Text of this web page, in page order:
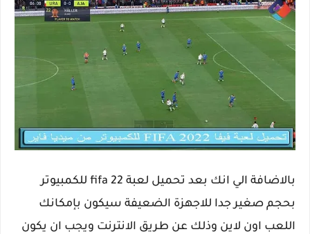
بالاضافة الي انك بعد تحميل لعبة fifa 22 للكمبيوتر
بحجم صغير جدا للاجهزة الضعيفة سيكون بإمكانك
اللعب اون لاين وذلك عن طريق الانترنت ويجب ان يكون